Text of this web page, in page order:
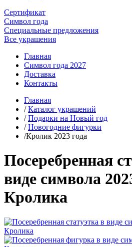
Сертификат
Символ года
Специальные предложения
Все украшения
Главная
Символ года 2027
Доставка
Контакты
Главная
/Каталог украшений
/Подарки на Новый год
/Новогодние фигурки
/Кролик 2023 года
Посеребренная
виде символа
Кролика